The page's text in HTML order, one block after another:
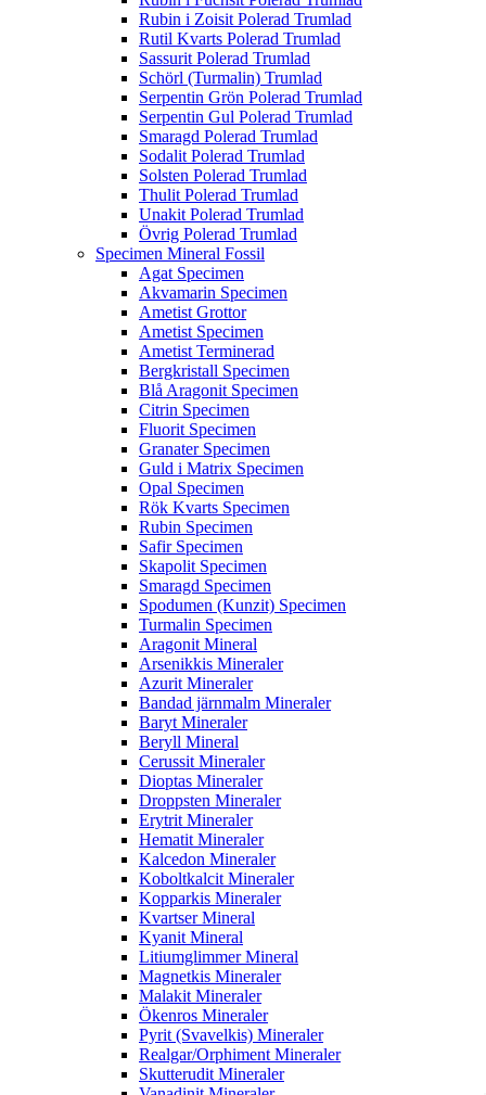
Rubin i Zoisit Polerad Trumlad
Rutil Kvarts Polerad Trumlad
Sassurit Polerad Trumlad
Schörl (Turmalin) Trumlad
Serpentin Grön Polerad Trumlad
Serpentin Gul Polerad Trumlad
Smaragd Polerad Trumlad
Sodalit Polerad Trumlad
Solsten Polerad Trumlad
Thulit Polerad Trumlad
Unakit Polerad Trumlad
Övrig Polerad Trumlad
Specimen Mineral Fossil
Agat Specimen
Akvamarin Specimen
Ametist Grottor
Ametist Specimen
Ametist Terminerad
Bergkristall Specimen
Blå Aragonit Specimen
Citrin Specimen
Fluorit Specimen
Granater Specimen
Guld i Matrix Specimen
Opal Specimen
Rök Kvarts Specimen
Rubin Specimen
Safir Specimen
Skapolit Specimen
Smaragd Specimen
Spodumen (Kunzit) Specimen
Turmalin Specimen
Aragonit Mineral
Arsenikkis Mineraler
Azurit Mineraler
Bandad järnmalm Mineraler
Baryt Mineraler
Beryll Mineral
Cerussit Mineraler
Dioptas Mineraler
Droppsten Mineraler
Erytrit Mineraler
Hematit Mineraler
Kalcedon Mineraler
Koboltkalcit Mineraler
Kopparkis Mineraler
Kvartser Mineral
Kyanit Mineral
Litiumglimmer Mineral
Magnetkis Mineraler
Malakit Mineraler
Ökenros Mineraler
Pyrit (Svavelkis) Mineraler
Realgar/Orphiment Mineraler
Skutterudit Mineraler